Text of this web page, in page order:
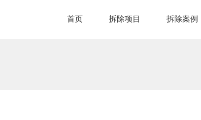
首页 拆除项目 拆除案例